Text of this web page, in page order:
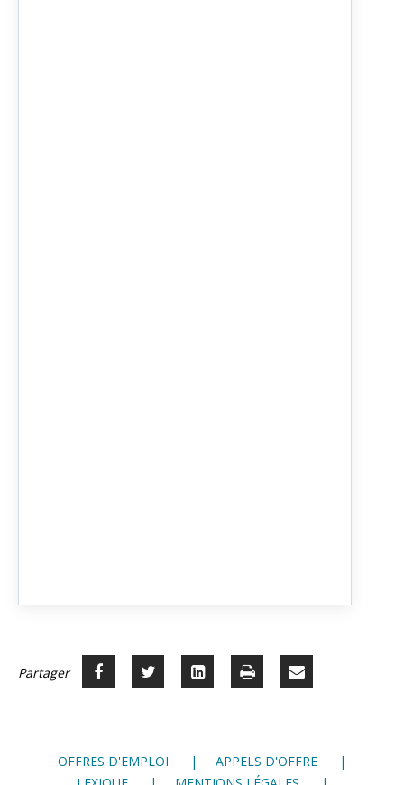
Partager Partager
Partager
Voir
Imprimer
Partager
OFFRES D'EMPLOI
APPELS D'OFFRE